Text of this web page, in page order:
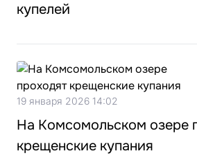
купелей
19 января 2026 14:02
На Комсомольском озере
крещенские купания